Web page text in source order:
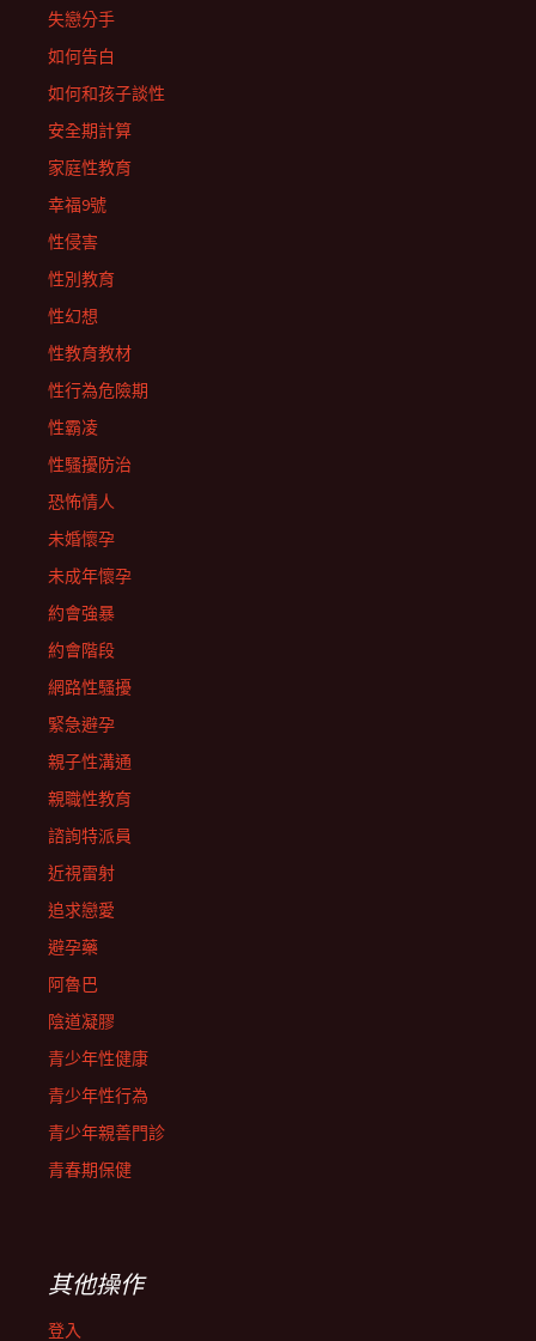
失戀分手
如何告白
如何和孩子談性
安全期計算
家庭性教育
幸福9號
性侵害
性別教育
性幻想
性教育教材
性行為危險期
性霸凌
性騷擾防治
恐怖情人
未婚懷孕
未成年懷孕
約會強暴
約會階段
網路性騷擾
緊急避孕
親子性溝通
親職性教育
諮詢特派員
近視雷射
追求戀愛
避孕藥
阿魯巴
陰道凝膠
青少年性健康
青少年性行為
青少年親善門診
青春期保健
其他操作
登入